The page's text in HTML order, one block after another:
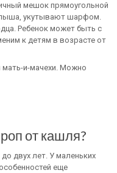
мешок прямоугольной
укутывают шарфом.
Ребенок может быть с
к детям в возрасте от
мать-и-мачехи. Можно
от кашля?
двух лет. У маленьких
еще